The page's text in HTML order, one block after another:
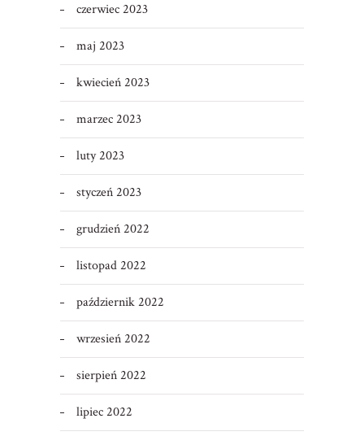
czerwiec 2023
maj 2023
kwiecień 2023
marzec 2023
luty 2023
styczeń 2023
grudzień 2022
listopad 2022
październik 2022
wrzesień 2022
sierpień 2022
lipiec 2022